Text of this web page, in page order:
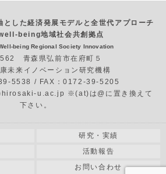
とした経済発展モデルと全世代アプローチ
being地域社会共創拠点
being Regional Society Innovation
青森県弘前市在府町５
未来イノベーション研究機構
5538 / FAX：0172-39-5205
u.ac.jp ※(at)は@に置き換えて
下さい。
研究・実績
活動報告
お問い合わせ